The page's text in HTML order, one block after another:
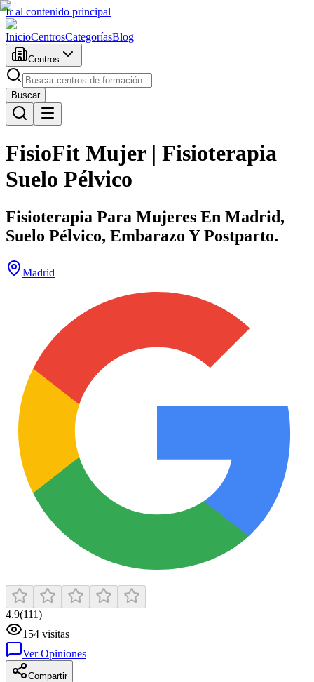
Ir al contenido principal
InicioCentrosCategoríasBlog
Centros
Buscar
FisioFit Mujer | Fisioterapia
Suelo Pélvico
Fisioterapia Para Mujeres En Madrid,
Suelo Pélvico, Embarazo Y Postparto.
Madrid
4.9(111)
154 visitas
Ver Opiniones
Compartir